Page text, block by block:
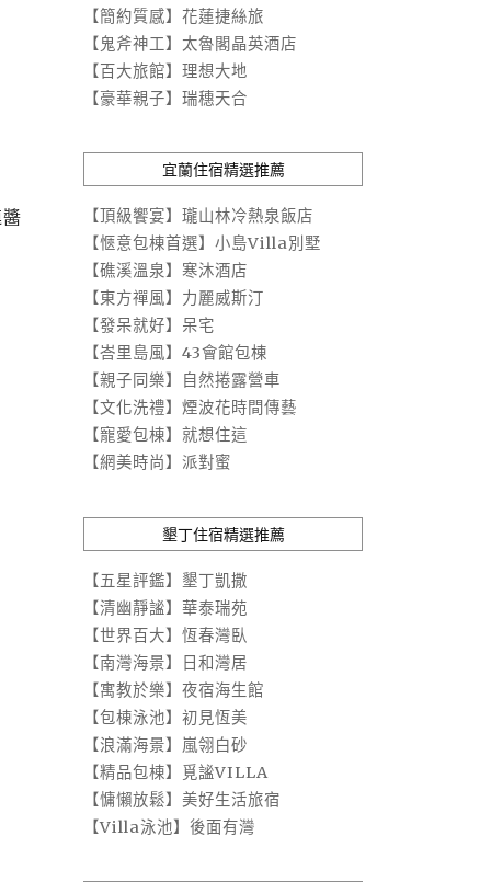
【簡約質感】花蓮捷絲旅
【鬼斧神工】太魯閣晶英酒店
【百大旅館】理想大地
【豪華親子】瑞穗天合
宜蘭住宿精選推薦
【頂級饗宴】瓏山林冷熱泉飯店
【愜意包棟首選】小島Villa別墅
【礁溪溫泉】寒沐酒店
【東方禪風】力麗威斯汀
【發呆就好】呆宅
【峇里島風】43會館包棟
【親子同樂】自然捲露營車
【文化洗禮】煙波花時間傳藝
【寵愛包棟】就想住這
【網美時尚】派對蜜
墾丁住宿精選推薦
【五星評鑑】墾丁凱撒
【清幽靜謐】華泰瑞苑
【世界百大】恆春灣臥
【南灣海景】日和灣居
【寓教於樂】夜宿海生館
【包棟泳池】初見恆美
【浪滿海景】嵐翎白砂
【精品包棟】覓謐VILLA
【慵懶放鬆】美好生活旅宿
【Villa泳池】後面有灣